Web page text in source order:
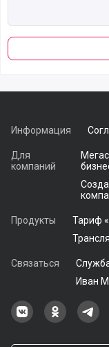
Информация
Для
компаний
Продукты Тариф
Связаться
Иван
Наша группа в
Наша